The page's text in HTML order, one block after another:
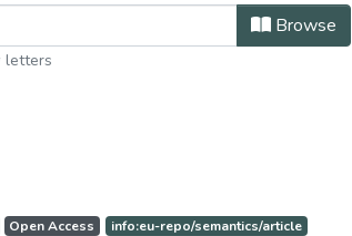
Browse
letters
Open Access info:eu-repo/semantics/article